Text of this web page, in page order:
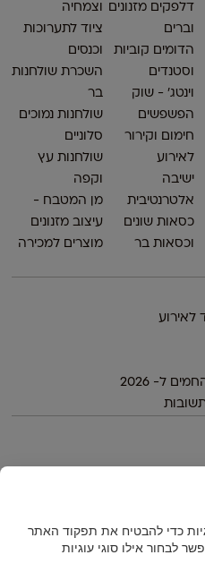
דלפקים מזנונים
וברים
הדומים קוביות
וסטנדים
וינטג׳ - שוק
הפשפשים
חימום וקירור
לאירוע
ישיבה
אלטרנטיבית
כסאות שונים
וכסאות בר
וצמחיה
ציוד לתערוכות
וכנסים
השכרת שולחנות
בר
שולחנות נמוכים
סלוניים
שולחנות עץ
וקפה
מן המטבח -
עיצוב מזנונים
מוצרים למכירה
לאירוע
ל- 2026
כדי להבטיח את תפקוד האתר
לבחור אילו סוגי עוגיות